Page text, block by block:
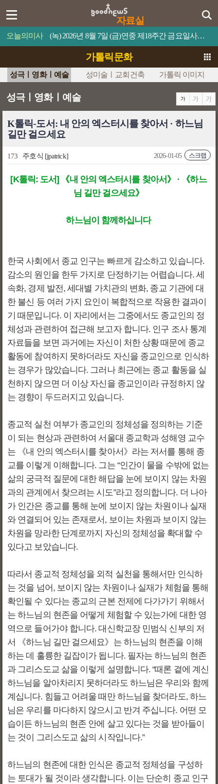
자료실
오늘의미사 (녹) 2026년 8월 7일 (금)연중 제18주간 금요일사람이 제 목숨을 무엇과 바꿀 수 있겠느냐?
가톨릭문화
성극ㅣ영화ㅣ예술 성미술ㅣ교회건축 가톨릭 이미지
성극ㅣ영화ㅣ예술
K톨릭-도서: 내 안의 엑스터시를 찾아서 · 하느님
길만 걸으세요
173 주호식 [jpatrick] 스크랩
2026-01-05
[K톨릭: 도서] 《내 안의 엑스터시를 찾아서》 · 《하느
님 길만 걸으세요》
하느님이 함께하십니다
한국 사회에서 종교 인구는 빠르게 감소하고 있습니다.
감소의 원인을 한두 가지로 단정하기는 어렵습니다. 세
속화, 경제 발전, 세대별 가치관의 변화, 종교 기관에 대
한 불신 등 여러 가지 요인이 복합적으로 작용한 결과이
기 때문입니다. 이 자리에서는 그중에서도 종교인의 정
체성과 관련하여 접근해 보고자 합니다. 인구 조사 통계
자료들을 보면 과거에는 자신이 처한 상황 때문에 종교
활동에 참여하지 못하더라도 자신을 종교인으로 인식하
는 경우가 많았습니다. 그러나 최근에는 종교 활동을 실
천하지 않으면 더 이상 자신을 종교인이라 규정하지 않
는 경향이 두드러지고 있습니다.
종교적 실천 여부가 종교인의 정체성을 정의하는 기준
이 되는 현상과 관련하여 서울대 종교학과 성해영 교수
는 《내 안의 엑스터시를 찾아서》라는 저서를 통해 종
교를 이렇게 이해합니다. 그는 “인간이 물을 수밖에 없는
삶의 궁극적 질문에 대한 해답을 눈에 보이지 않는 차원
과의 관계에서 찾으려는 시도”라고 정의합니다. 더 나아
가 인간은 종교를 통해 눈에 보이지 않는 차원이나 실재
와 연결되어 있는 존재로서, 보이는 차원과 보이지 않는
차원을 망라한 단계로까지 자신의 정체성을 확대할 수
있다고 보았습니다.
따라서 종교적 정체성을 외적 실천을 통해서만 인식하
는 것을 넘어, 보이지 않는 차원이나 실재가 체험을 통해
확인될 수 있다는 종교의 근본 전제에 다가가기 위해서
는 하느님의 현존을 어떻게 체험할 수 있는가에 대한 영
역으로 들어가야 합니다. 대신학교장 민범식 신부의 저
서 《하느님 길만 걸으세요》는 하느님의 현존을 이해
하는 데 훌륭한 길잡이가 됩니다. 필자는 하느님의 현존
과 그리스도교 삶을 이렇게 설명합니다. “때론 곁에 계신
하느님을 알아차리지 못하더라도 하느님은 우리와 함께
계십니다. 힘들고 어려울 때만 하느님을 찾더라도, 하느
님은 우리를 마다하지 않으시고 반겨 주십니다. 어떤 모
습이든 하느님의 현존 안에 살고 있다는 것을 받아들이
는 것이 그리스도교 삶의 시작입니다.”
하느님의 현존에 대한 인식은 종교적 정체성을 구성하
는 토대가 될 것이라 생각합니다. 이는 단순히 종교 인구